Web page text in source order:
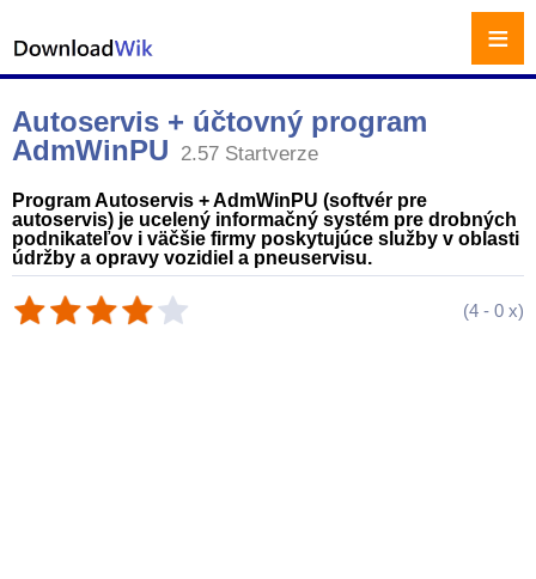
Autoservis + účtovný program
AdmWinPU
2.57 Startverze
Program Autoservis + AdmWinPU (softvér pre
autoservis) je ucelený informačný systém pre drobných
podnikateľov i väčšie firmy poskytujúce služby v oblasti
údržby a opravy vozidiel a pneuservisu.
(4 - 0 x)
≡